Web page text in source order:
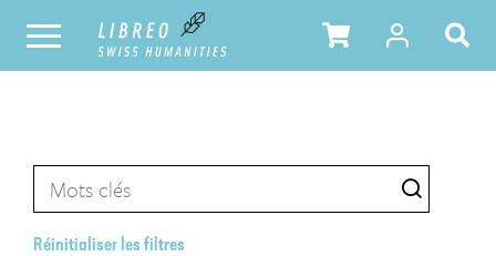
Réinitialiser les filtres